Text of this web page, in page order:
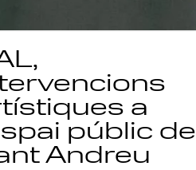
a
públic de
Andreu